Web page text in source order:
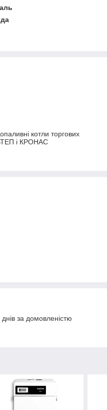
котли торгових
і КРОНАС
за домовленістю